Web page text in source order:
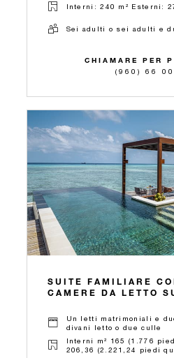
Interni: 240 m² Esterni:
Sei adulti o sei adulti e
CHIAMARE PER
(960) 66
SUITE FAMILIARE
CAMERE DA LETTO
Un letti matrimoniali e
divani letto o due culle
Interni m² 165 (1.776
206,36 (2.221,24 piedi